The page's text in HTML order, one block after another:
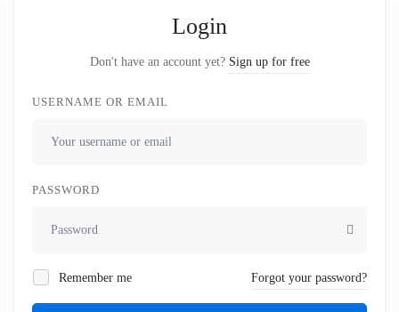
Login
Don't have an account yet? Sign up for free
USERNAME OR EMAIL
PASSWORD
Remember me Forgot your password?